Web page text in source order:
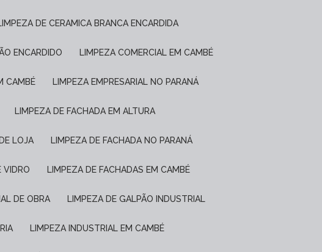
LIMPEZA DE CERAMICA BRANCA ENCARDIDA
ENCARDIDO LIMPEZA COMERCIAL EM CAMBÉ
CAMBÉ LIMPEZA EMPRESARIAL NO PARANÁ
LIMPEZA DE FACHADA EM ALTURA
LOJA LIMPEZA DE FACHADA NO PARANÁ
VIDRO LIMPEZA DE FACHADAS EM CAMBÉ
DE OBRA LIMPEZA DE GALPÃO INDUSTRIAL
LIMPEZA INDUSTRIAL EM CAMBÉ